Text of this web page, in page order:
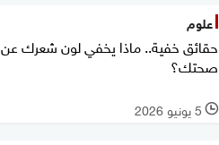
علوم
حقائق خفية.. ماذا يخفي لون شعرك عن
صحتك؟
l 5 يونيو 2026